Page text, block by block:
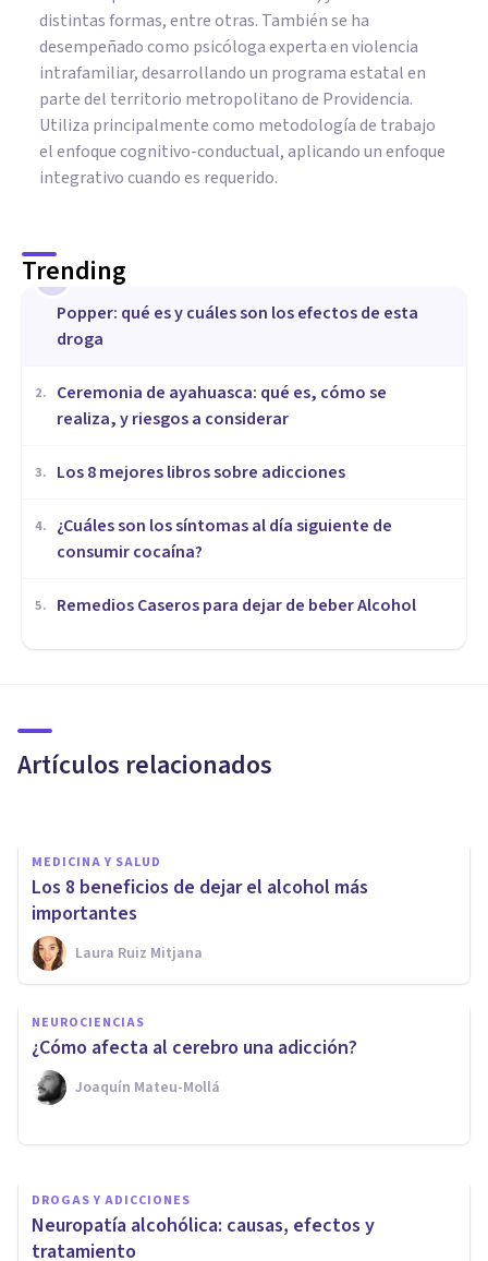
distintas formas, entre otras. También se ha
desempeñado como psicóloga experta en violencia
intrafamiliar, desarrollando un programa estatal en
parte del territorio metropolitano de Providencia.
Utiliza principalmente como metodología de trabajo
el enfoque cognitivo-conductual, aplicando un enfoque
integrativo cuando es requerido.
Trending
1
Popper: qué es y cuáles son los efectos de esta
droga
2.
Ceremonia de ayahuasca: qué es, cómo se
realiza, y riesgos a considerar
3. Los 8 mejores libros sobre adicciones
4.
¿Cuáles son los síntomas al día siguiente de
consumir cocaína?
5. Remedios Caseros para dejar de beber Alcohol
Artículos relacionados
Antidepresivos y alcohol:
combinación
MEDICINA Y SALUD
Los 8 beneficios de dejar el alcohol más
importantes
Laura Ruiz Mitjana
NEUROCIENCIAS
¿Cómo afecta al cerebro una adicción?
Joaquín Mateu-Mollá
DROGAS Y ADICCIONES
Estos son los 9 efectos que el
alcohol tiene en el cerebro a
corto y largo plazo
DROGAS Y ADICCIONES
Neuropatía alcohólica: causas, efectos y
tratamiento